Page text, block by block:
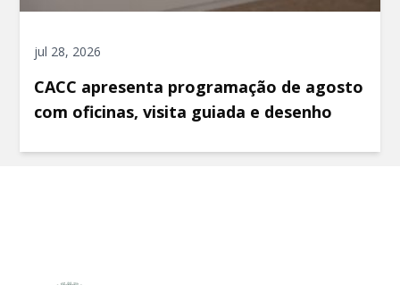
jul 28, 2026
CACC apresenta programação de agosto
com oficinas, visita guiada e desenho